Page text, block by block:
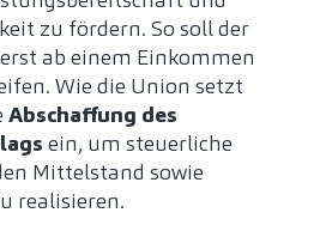
zu fördern. So soll der
ab einem Einkommen
Wie die Union setzt
Abschaffung des
ein, um steuerliche
Mittelstand sowie
realisieren.